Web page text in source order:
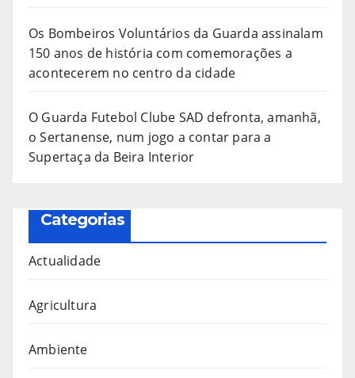
Os Bombeiros Voluntários da Guarda assinalam
150 anos de história com comemorações a
acontecerem no centro da cidade
O Guarda Futebol Clube SAD defronta, amanhã,
o Sertanense, num jogo a contar para a
Supertaça da Beira Interior
Categorias
Actualidade
Agricultura
Ambiente